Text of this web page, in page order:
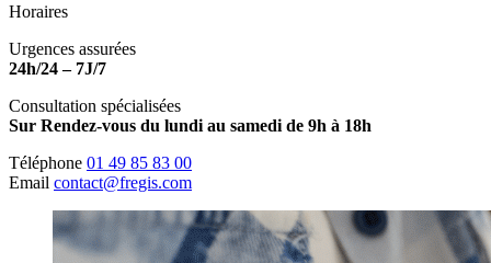
Horaires
Urgences assurées
24h/24 – 7J/7
Consultation spécialisées
Sur Rendez-vous du lundi au samedi de 9h à 18h
Téléphone 01 49 85 83 00
Email contact@fregis.com